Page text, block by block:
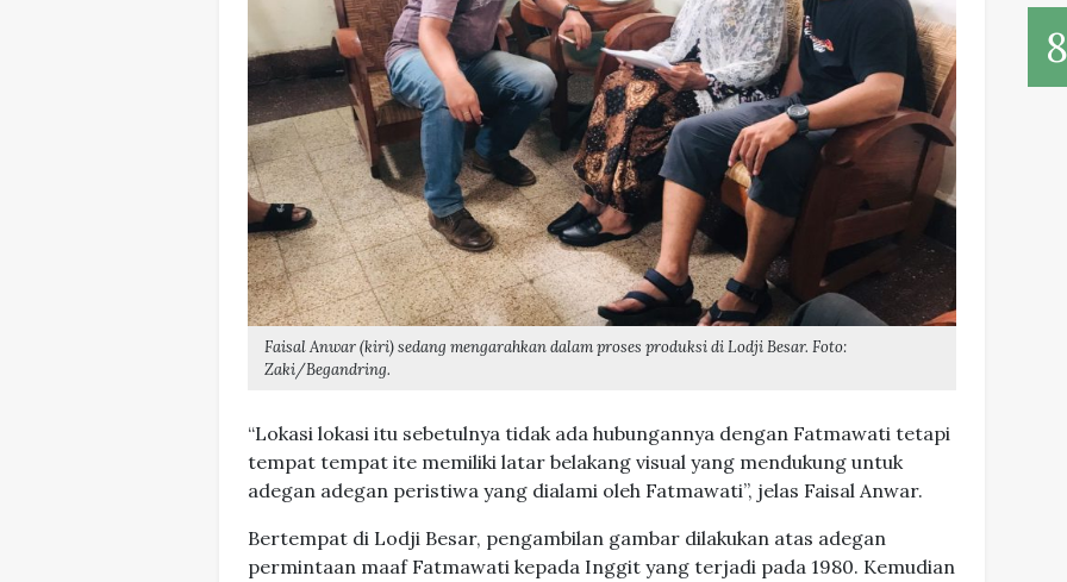
Faisal Anwar (kiri) sedang mengarahkan dalam proses produksi di Lodji Besar. Foto:
Zaki/Begandring.
“Lokasi lokasi itu sebetulnya tidak ada hubungannya dengan Fatmawati tetapi
tempat tempat ite memiliki latar belakang visual yang mendukung untuk
adegan adegan peristiwa yang dialami oleh Fatmawati”, jelas Faisal Anwar.
Bertempat di Lodji Besar, pengambilan gambar dilakukan atas adegan
permintaan maaf Fatmawati kepada Inggit yang terjadi pada 1980. Kemudian